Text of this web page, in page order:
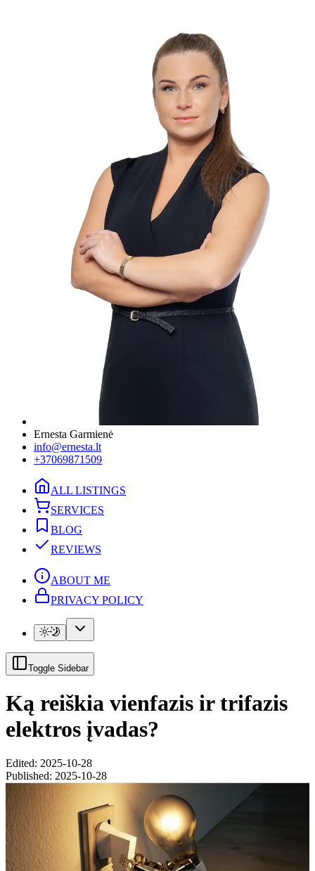
Ernesta Garmienė
info@ernesta.lt
+37069871509
ALL LISTINGS
SERVICES
BLOG
REVIEWS
ABOUT ME
PRIVACY POLICY
Toggle Sidebar
Ką reiškia vienfazis ir trifazis
elektros įvadas?
Edited: 2025-10-28
Published: 2025-10-28